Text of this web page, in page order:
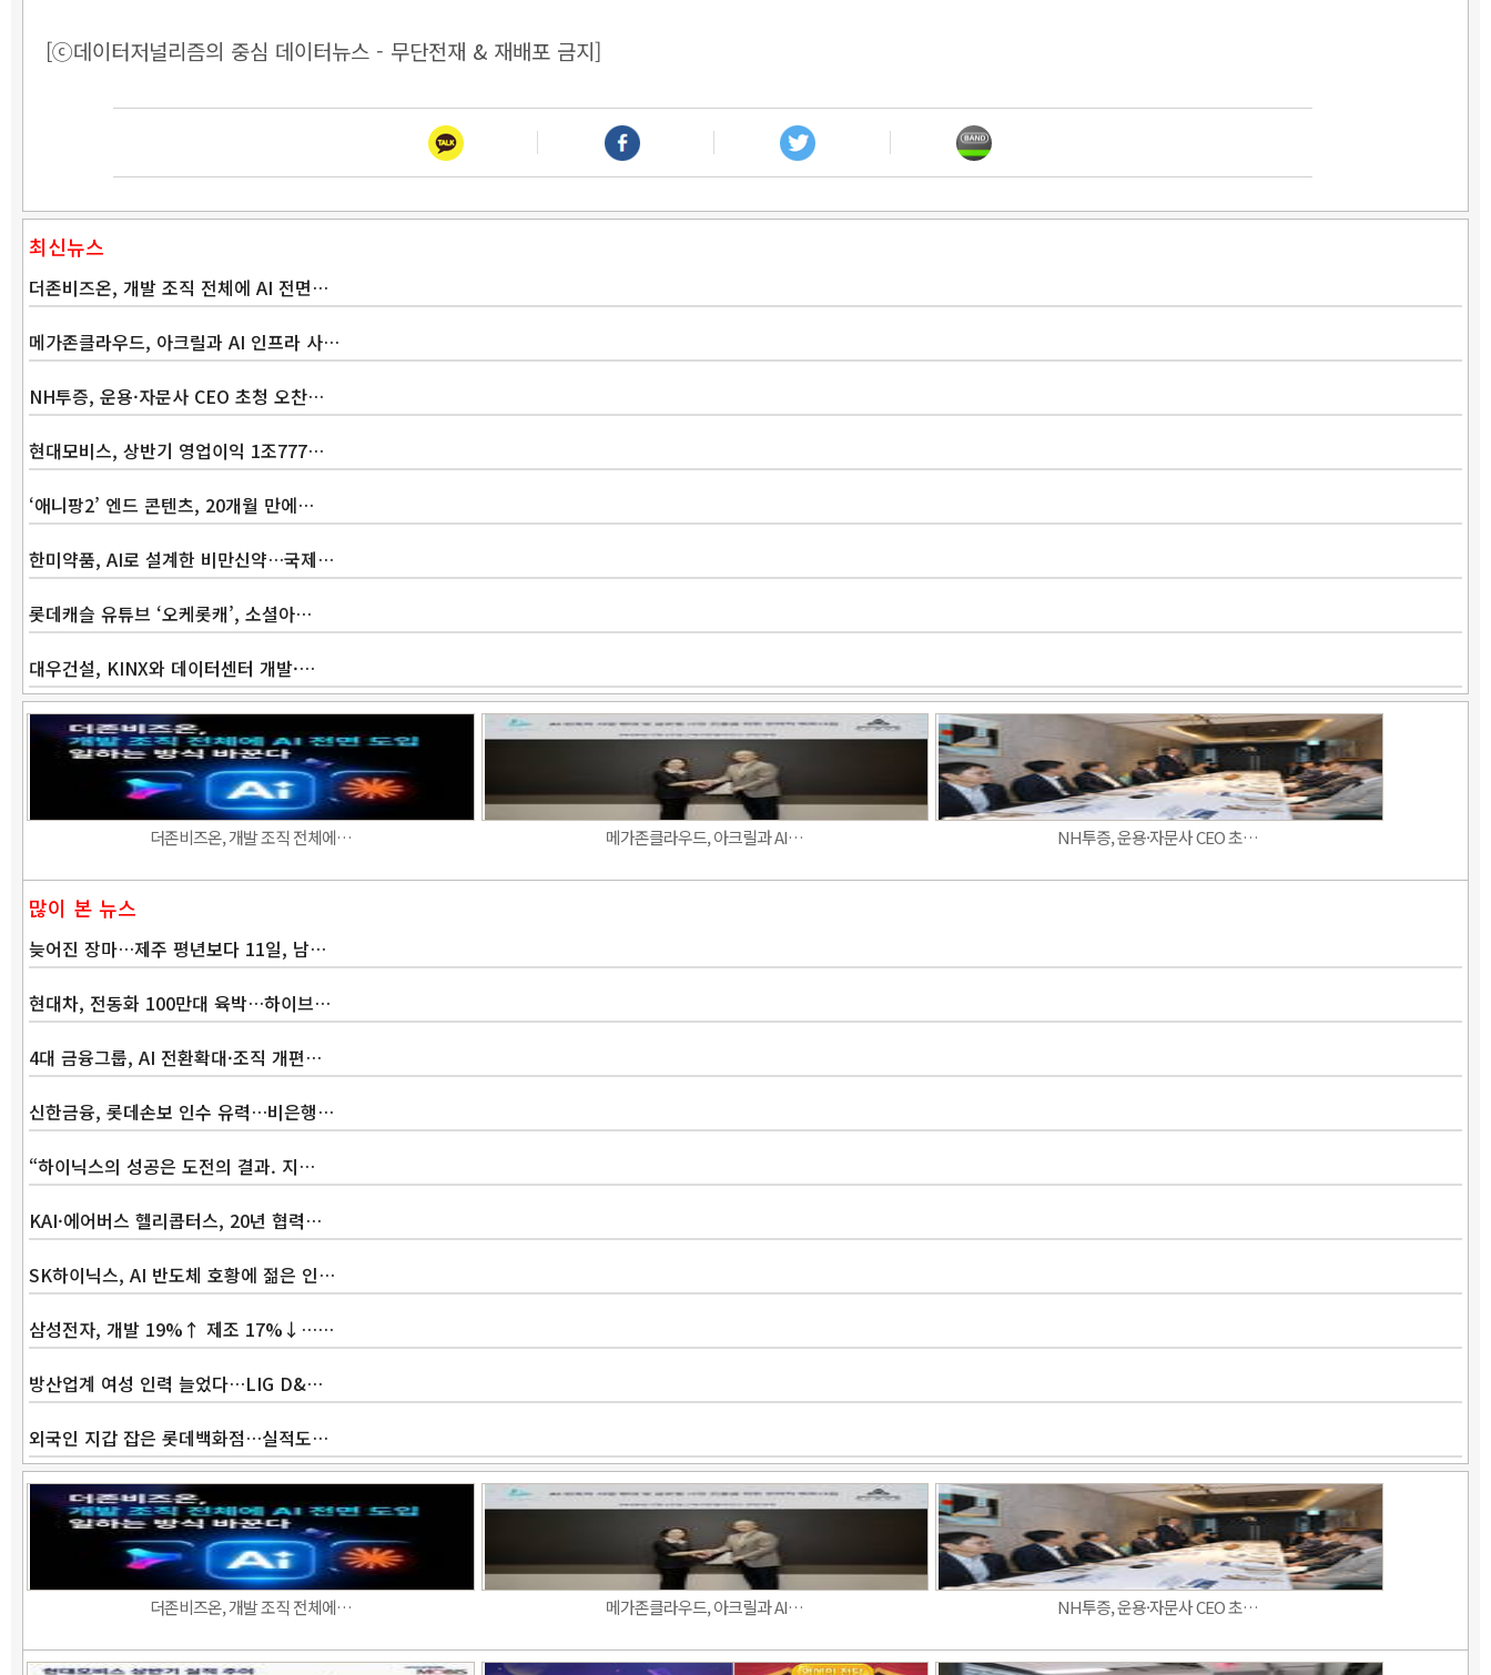
[ⓒ데이터저널리즘의 중심 데이터뉴스 - 무단전재 & 재배포 금지]
최신뉴스
더존비즈온, 개발 조직 전체에 AI 전면…
메가존클라우드, 아크릴과 AI 인프라 사…
NH투증, 운용·자문사 CEO 초청 오찬…
현대모비스, 상반기 영업이익 1조777…
‘애니팡2’ 엔드 콘텐츠, 20개월 만에…
한미약품, AI로 설계한 비만신약…국제…
롯데캐슬 유튜브 ‘오케롯캐’, 소셜아…
대우건설, KINX와 데이터센터 개발·…
더존비즈온, 개발 조직 전체에… 메가존클라우드, 아크릴과 AI… NH투증, 운용·자문사 CEO 초…
많이 본 뉴스
늦어진 장마…제주 평년보다 11일, 남…
현대차, 전동화 100만대 육박…하이브…
4대 금융그룹, AI 전환확대·조직 개편…
신한금융, 롯데손보 인수 유력…비은행…
“하이닉스의 성공은 도전의 결과. 지…
KAI·에어버스 헬리콥터스, 20년 협력…
SK하이닉스, AI 반도체 호황에 젊은 인…
삼성전자, 개발 19%↑ 제조 17%↓……
방산업계 여성 인력 늘었다…LIG D&…
외국인 지갑 잡은 롯데백화점…실적도…
더존비즈온, 개발 조직 전체에… 메가존클라우드, 아크릴과 AI… NH투증, 운용·자문사 CEO 초…